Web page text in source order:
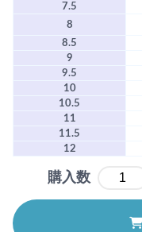
7.5
8
8.5
9
9.5
10
10.5
11
11.5
12
購入数